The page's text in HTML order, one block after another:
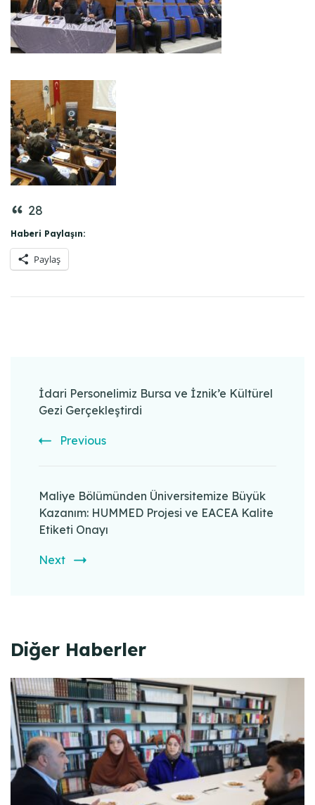
28
Haberi Paylaşın:
Paylaş
Navigation
İdari Personelimiz Bursa ve İznik’e Kültürel
Gezi Gerçekleştirdi
Previous
Maliye Bölümünden Üniversitemize Büyük
Kazanım: HUMMED Projesi ve EACEA Kalite
Etiketi Onayı
Next
Diğer Haberler